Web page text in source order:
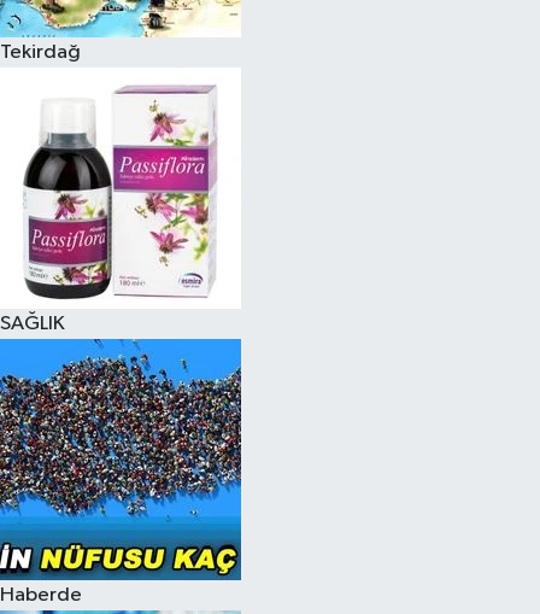
Tekirdağ
SAĞLIK
Haberde